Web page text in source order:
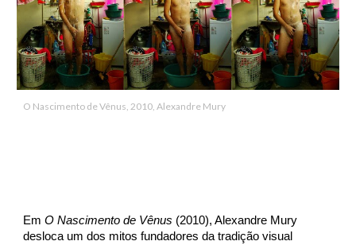
O Nascimento de Vênus, 2010, Alexandre Mury
EmO Nascimento de Vênus (2010), Alexandre Mury
desloca um dos mitos fundadores da tradição visual